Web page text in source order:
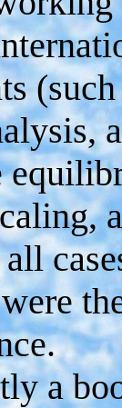
a